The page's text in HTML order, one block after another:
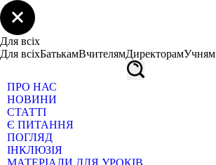
Для всіх
Для всіхБатькамВчителямДиректорамУчням
ПРО НАС
НОВИНИ
СТАТТІ
Є ПИТАННЯ
ПОГЛЯД
ІНКЛЮЗІЯ
МАТЕРІАЛИ ДЛЯ УРОКІВ